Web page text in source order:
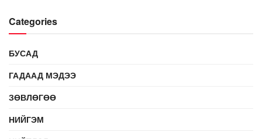
Categories
БУСАД
ГАДААД МЭДЭЭ
ЗӨВЛӨГӨӨ
НИЙГЭМ